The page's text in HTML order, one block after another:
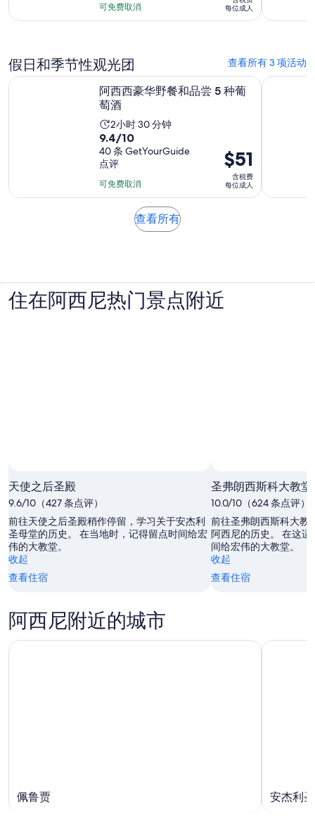
长
为
时
满
分
1
条
点
评
可免费取消
$220
人
每位成人
假日和季节性观光团 查看所有 3 项活动
阿西西豪华野餐和品尝 5 种葡
萄酒
活
动
时
长
为
2
2小时 30 分钟
9.4
分，
满
分
10
9.4/10
40 条 GetYourGuide
点评
可免费取消
价
格
为
$51
$51
含税费
每位成人
阿西西豪华野餐和品尝 5 种葡萄酒 在新标签页中打开阿西西：
查看所有在
打
住在阿西尼热门景点附近
天使之后圣殿
9.6/10（427 条点评）
前往天使之后圣殿稍作停留，学习关于安杰利
圣母堂的历史。 在当地时，记得留点时间给宏
伟的大教堂。
收起
查看住宿
圣弗朗西斯科大教堂
10.0/10（624 条点评）
前往圣弗朗西斯科大教
阿西尼的历史。 在这
间给宏伟的大教堂。
收起
查看住宿
阿西尼附近的城市
佩鲁贾 安杰利